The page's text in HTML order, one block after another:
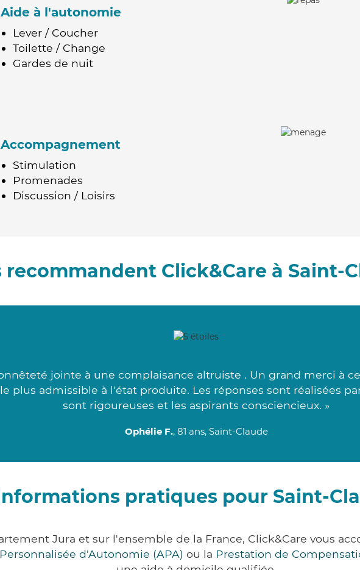
Aide à l'autonomie
Lever / Coucher
Toilette / Change
Gardes de nuit
Accompagnement
Stimulation
Promenades
Discussion / Loisirs
recommandent Click&Care à Saint-
jointe à une complaisance altruiste . Un grand merci à
plus admissible à l'état produite. Les réponses sont réalisées
sont rigoureuses et les aspirants consciencieux. »
Ophélie F., 81 ans, Saint-Claude
pratiques pour Saint-
Jura et sur l'ensemble de la France, Click&Care vous
d'Autonomie (APA) ou la Prestation de